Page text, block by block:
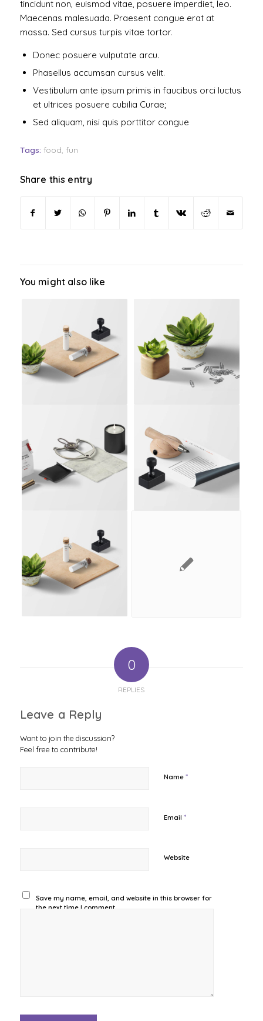
tincidunt non, euismod vitae, posuere imperdiet, leo.
Maecenas malesuada. Praesent congue erat at
massa. Sed cursus turpis vitae tortor.
Donec posuere vulputate arcu.
Phasellus accumsan cursus velit.
Vestibulum ante ipsum primis in faucibus orci luctus
et ultrices posuere cubilia Curae;
Sed aliquam, nisi quis porttitor congue
Tags: food, fun
Share this entry
You might also like
0
REPLIES
Leave a Reply
Want to join the discussion?
Feel free to contribute!
Name *
Email *
Website
Save my name, email, and website in this browser for
the next time I comment.